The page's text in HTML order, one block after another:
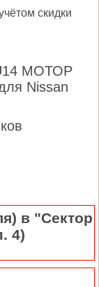
скидки
МОТОР
Nissan
в "Сектор
4)